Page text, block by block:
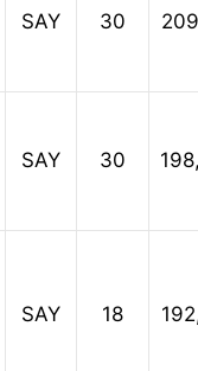
SAY 30
SAY 30
SAY 18